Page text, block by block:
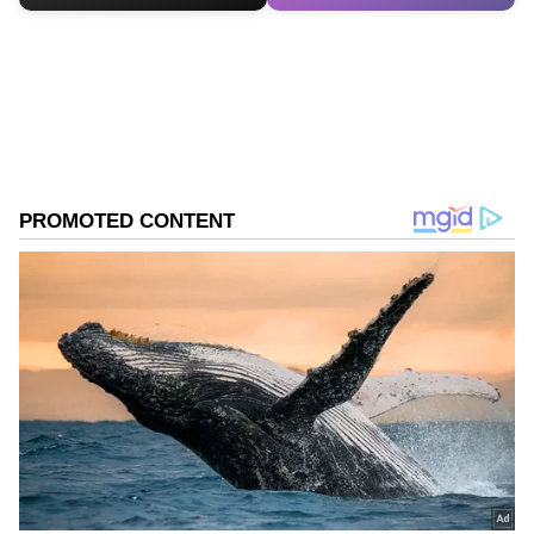
வெளியாகி உள்ளது.
Anikha: குழந்தை நட்சத்திரமாக நடித்து
கோடீஸ்வரியாக மாறிய குட்டி நயன்
அனிகா! சொத்து மதிப்பு இத்தனை
கோடியா?
ஏசியாநெட் தமிழ்-ஐ உங்கள் முதன்மைத்
தேர்வாக்குங்கள்